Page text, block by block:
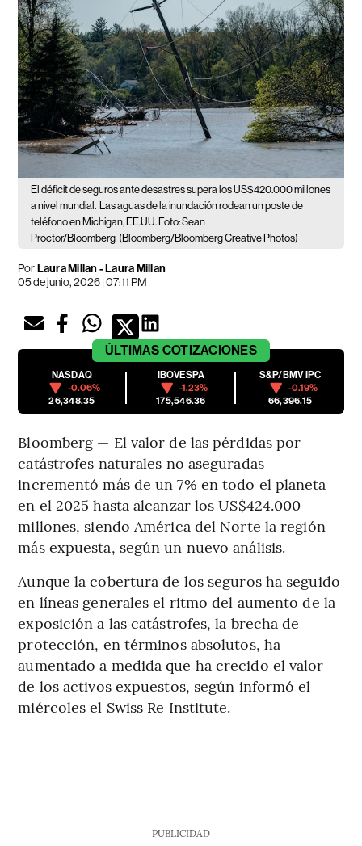
El déficit de seguros ante desastres supera los US$420.000 millones
a nivel mundial. Las aguas de la inundación rodean un poste de
teléfono en Michigan, EE.UU. Foto: Sean
Proctor/Bloomberg (Bloomberg/Bloomberg Creative Photos)
PorLaura Millan - Laura Millan
05 de junio, 2026 | 07:11 PM
ÚLTIMAS COTIZACIONES
NASDAQ
-0.06%
26,348.35
IBOVESPA
-1.23%
175,546.36
S&P/BMV IPC
-0.19%
66,396.15
Bloomberg — El valor de las pérdidas por
catástrofes naturales no aseguradas
incrementó más de un 7% en todo el planeta
en el 2025 hasta alcanzar los US$424.000
millones, siendo América del Norte la región
más expuesta, según un nuevo análisis.
Aunque la cobertura de los seguros ha seguido
en líneas generales el ritmo del aumento de la
exposición a las catástrofes, la brecha de
protección, en términos absolutos, ha
aumentado a medida que ha crecido el valor
de los activos expuestos, según informó el
miércoles el Swiss Re Institute.
PUBLICIDAD